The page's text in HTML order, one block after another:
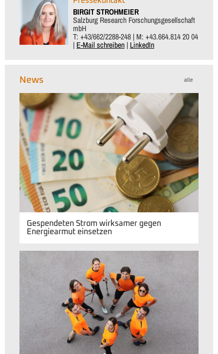
BIRGIT STROHMEIER
Salzburg Research Forschungsgesellschaft
mbH
T: +43/662/2288-248 | M: +43.664.814 20 04
| E-Mail schreiben | LinkedIn
alle
News
Gespendeten Strom wirksamer gegen
Energiearmut einsetzen